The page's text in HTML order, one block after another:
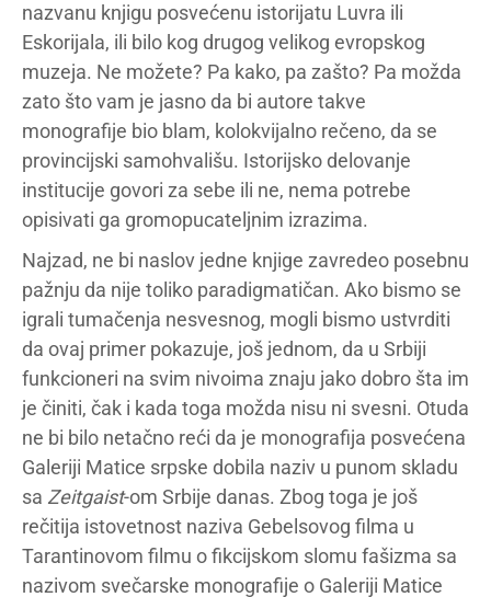
nazvanu knjigu posvećenu istorijatu Luvra ili
Eskorijala, ili bilo kog drugog velikog evropskog
muzeja. Ne možete? Pa kako, pa zašto? Pa možda
zato što vam je jasno da bi autore takve
monografije bio blam, kolokvijalno rečeno, da se
provincijski samohvališu. Istorijsko delovanje
institucije govori za sebe ili ne, nema potrebe
opisivati ga gromopucateljnim izrazima.
Najzad, ne bi naslov jedne knjige zavredeo posebnu
pažnju da nije toliko paradigmatičan. Ako bismo se
igrali tumačenja nesvesnog, mogli bismo ustvrditi
da ovaj primer pokazuje, još jednom, da u Srbiji
funkcioneri na svim nivoima znaju jako dobro šta im
je činiti, čak i kada toga možda nisu ni svesni. Otuda
ne bi bilo netačno reći da je monografija posvećena
Galeriji Matice srpske dobila naziv u punom skladu
sa Zeitgaist-om Srbije danas. Zbog toga je još
rečitija istovetnost naziva Gebelsovog filma u
Tarantinovom filmu o fikcijskom slomu fašizma sa
nazivom svečarske monografije o Galeriji Matice